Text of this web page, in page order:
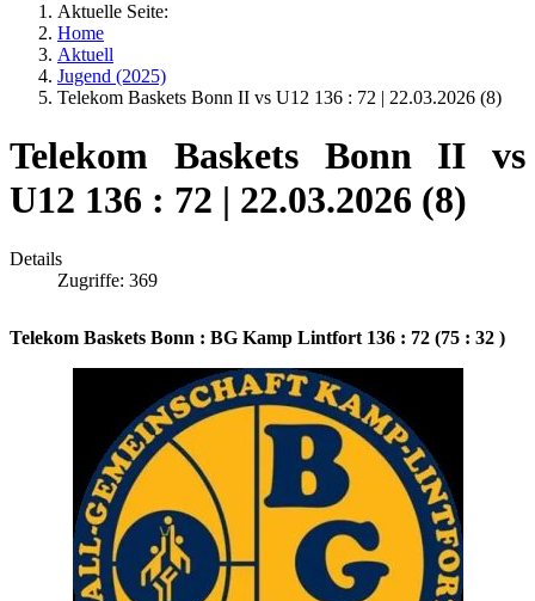
Aktuelle Seite:
Home
Aktuell
Jugend (2025)
Telekom Baskets Bonn II vs U12 136 : 72 | 22.03.2026 (8)
Telekom Baskets Bonn II vs
U12 136 : 72 | 22.03.2026 (8)
Details
Zugriffe: 369
Telekom Baskets Bonn : BG Kamp Lintfort 136 : 72 (75 : 32 )